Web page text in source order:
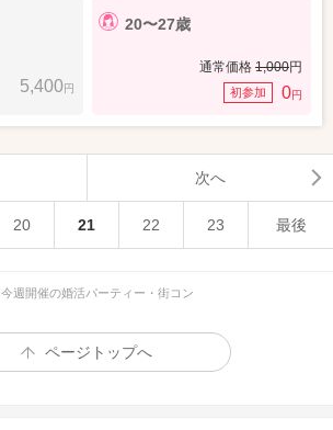
5,400円
20〜27歳
通常価格 1,000円
初参加 0円
次へ
20 21 22 23 最後
今週開催の婚活パーティー・街コン
ページトップへ